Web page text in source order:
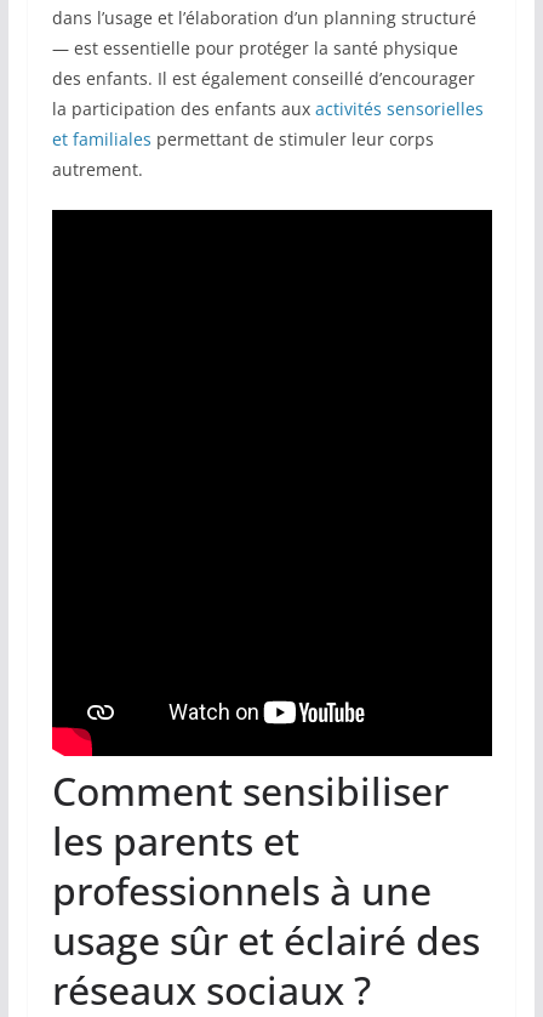
dans l’usage et l’élaboration d’un planning structuré
— est essentielle pour protéger la santé physique
des enfants. Il est également conseillé d’encourager
la participation des enfants aux activités sensorielles
et familiales permettant de stimuler leur corps
autrement.
Comment sensibiliser
les parents et
professionnels à une
usage sûr et éclairé des
réseaux sociaux ?